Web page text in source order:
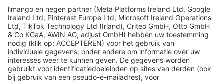
limango
Veilig winkelen
Klantenservice
Shop